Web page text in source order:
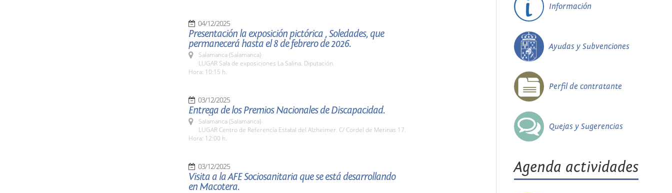
04/12/2025
Presentación la exposición pictórica , Soledades, que
permanecerá hasta el 8 de febrero de 2026.
Salamanca (Salamanca)
LUGAR Sala de exposiciones La Salina. Diputación.
Hora: 10:15 h.
03/12/2025
Entrega de los Premios Nacionales de Discapacidad.
Salamanca (Salamanca)
LUGAR Centro de Referencia Estatal del Alzheimer. C/ Cordel de Merinas 17.
Hora: 12:00 h.
03/12/2025
Visita a la AFE Sociosanitaria que se está desarrollando
en Macotera.
Información
Ayudas y Subvenciones
Perfil de contratante
Quejas y Sugerencias
Agenda actividades